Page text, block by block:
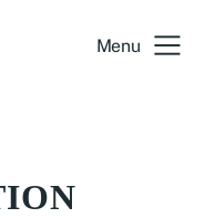
Menu